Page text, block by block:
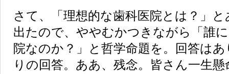
さて、「理想的な歯科医院とは？」
出たので、ややむかつきながら「誰
院なのか？」と哲学命題を。回答は
りの回答。ああ、残念。皆さん一生